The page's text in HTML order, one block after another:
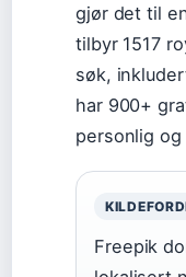
gjør det til
tilbyr 1517
søk,
har 900+
personlig og
Freepik